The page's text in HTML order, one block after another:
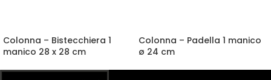
Colonna – Bistecchiera 1
manico 28 x 28 cm
Colonna – Padella 1 manico
ø 24 cm